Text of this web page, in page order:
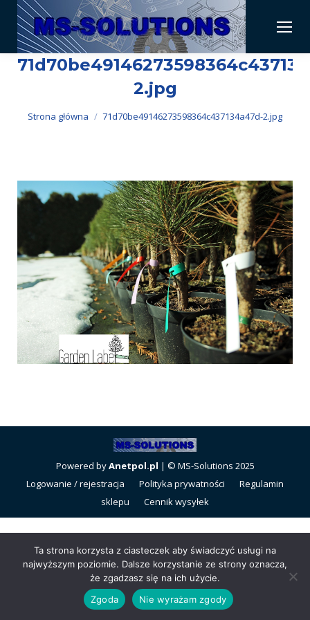
2.jpg
Jesteś tutaj:
Strona główna 71d70be49146273598364c437134a47d-2.jpg
Powered byAnetpol.pl | © MS-Solutions 2025
Logowanie / rejestracja
Polityka prywatności
Regulamin
sklepu
Cennik wysyłek
Ta strona korzysta z ciasteczek aby świadczyć usługi na
najwyższym poziomie. Dalsze korzystanie ze strony oznacza,
że zgadzasz się na ich użycie.
Zgoda
Nie wyrażam zgody